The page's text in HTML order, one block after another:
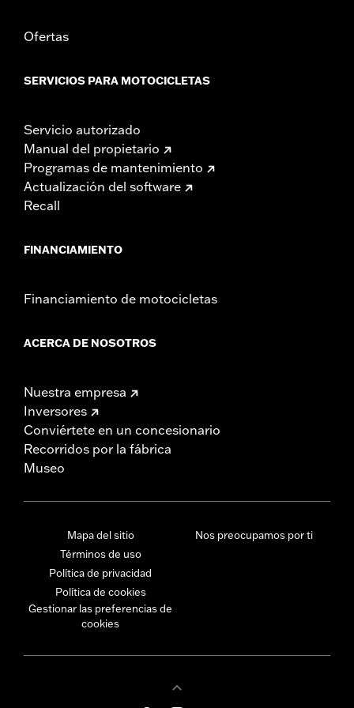
Ofertas
SERVICIOS PARA MOTOCICLETAS
Servicio autorizado
Manual del propietario
Programas de mantenimiento
Actualización del software
Recall
FINANCIAMIENTO
Financiamiento de motocicletas
ACERCA DE NOSOTROS
Nuestra empresa
Inversores
Conviértete en un concesionario
Recorridos por la fábrica
Museo
Mapa del sitio
Términos de uso
Política de privacidad
Política de cookies
Gestionar las preferencias de
cookies
Nos preocupamos por ti